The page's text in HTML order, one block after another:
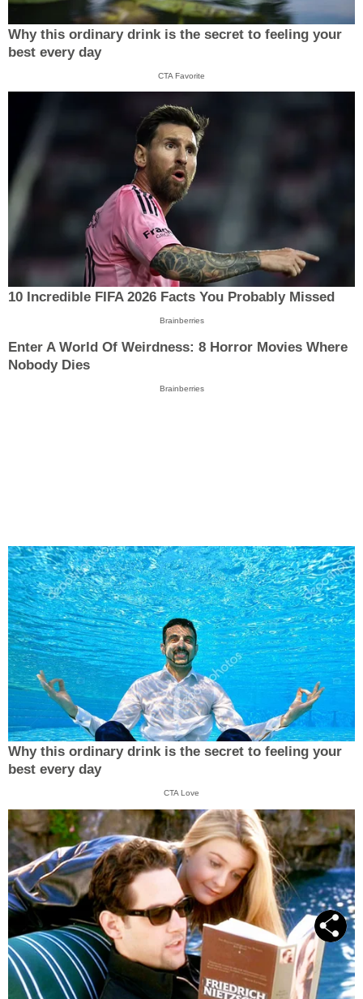
Why this ordinary drink is the secret to feeling your
best every day
CTA Favorite
10 Incredible FIFA 2026 Facts You Probably Missed
Brainberries
Enter A World Of Weirdness: 8 Horror Movies Where
Nobody Dies
Brainberries
Why this ordinary drink is the secret to feeling your
best every day
CTA Love